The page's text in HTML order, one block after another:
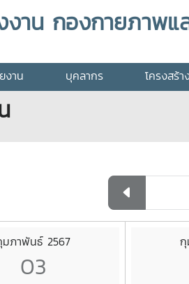
าน กองกายภาพแ
งาน บุคลากร โครงสร้า
ภาพันธ์ 2567
03